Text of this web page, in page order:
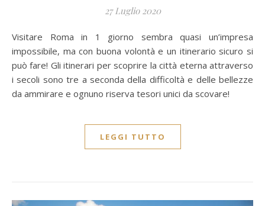
27 Luglio 2020
Visitare Roma in 1 giorno sembra quasi un’impresa
impossibile, ma con buona volontà e un itinerario sicuro si
può fare! Gli itinerari per scoprire la città eterna attraverso
i secoli sono tre a seconda della difficoltà e delle bellezze
da ammirare e ognuno riserva tesori unici da scovare!
LEGGI TUTTO